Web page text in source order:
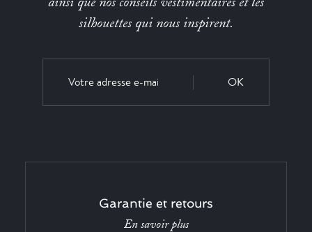
silhouettes qui nous inspirent.
OK
Garantie et retours
En savoir plus